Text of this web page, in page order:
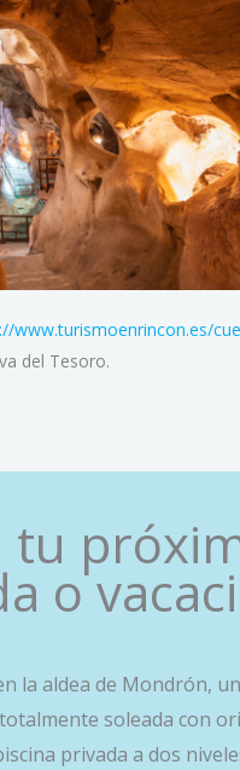
www.turismoenrincon.es/
del Tesoro.
tu
o
la aldea de Mondrón,
soleada con
privada a dos